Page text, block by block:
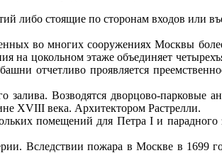
либо стоящие по сторонам входов или
во многих сооружениях Москвы
на цокольном этаже объединяет
отчетливо проявляется
Возводятся дворцово-парковые
XVIII века. Архитектором Растрелли.
помещений для Петра I и
Вследствии пожара в Москве в 1699